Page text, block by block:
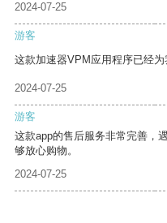
2024-07-25
游客
这款加速器VPM应用程序已经为
2024-07-25
游客
这款app的售后服务非常完善，
够放心购物。
2024-07-25